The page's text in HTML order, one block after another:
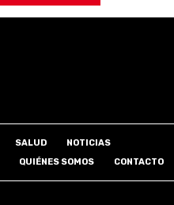
SALUD
NOTICIAS
QUIÉNES SOMOS CONTACTO